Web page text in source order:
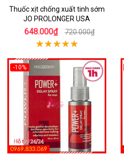
Thuốc xịt chống xuất tinh sớm
JO PROLONGER USA
648.000₫ 720.000₫
-10%